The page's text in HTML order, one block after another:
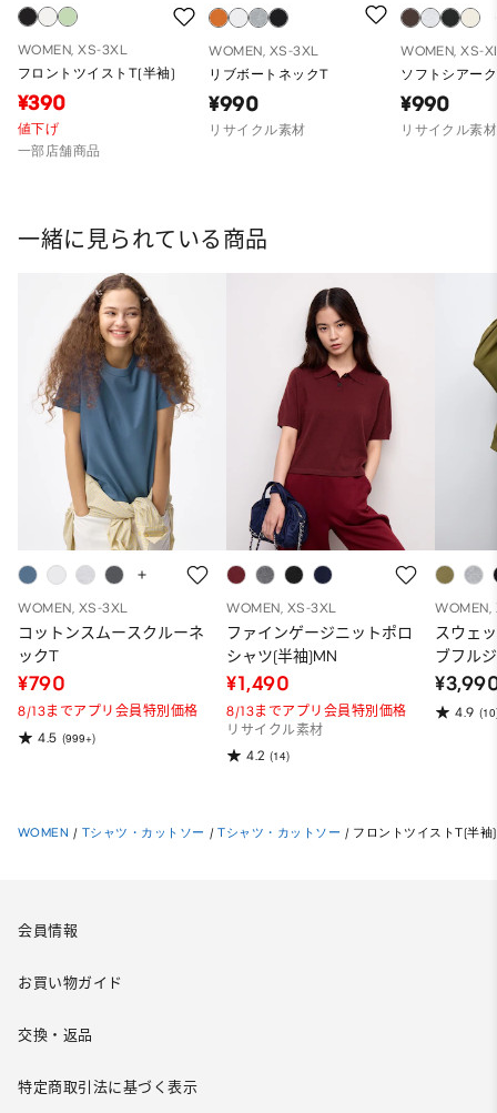
WOMEN, XS-3XL
フロントツイストT(半袖)
¥390
値下げ
一部店舗商品
WOMEN, XS-3XL
リブボートネックT
¥990
リサイクル素材
WOMEN, XS-
ソフトシアー
¥990
リサイクル素材
一緒に見られている商品
WOMEN, XS-3XL
コットンスムースクルーネ
ックT
¥790
8/13までアプリ会員特別価格
4.5 (999+)
WOMEN, XS-3XL
ファインゲージニットポロ
シャツ(半袖)MN
¥1,490
8/13までアプリ会員特別価格
リサイクル素材
4.2 (14)
WOMEN,
スウェ
ブフル
ーパー
ット）
4.9
WOMEN / Tシャツ・カットソー / Tシャツ・カットソー / フロントツイストT(半袖)
会員情報
お買い物ガイド
交換・返品
特定商取引法に基づく表示